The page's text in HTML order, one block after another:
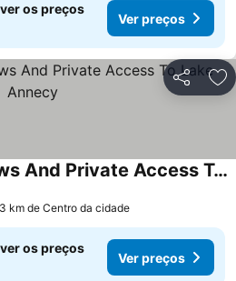
os preços
Ver preços
Partilhar
Cozy Loft With Views And Private Access To Lake Annecy
km de Centro da cidade
os preços
Ver preços